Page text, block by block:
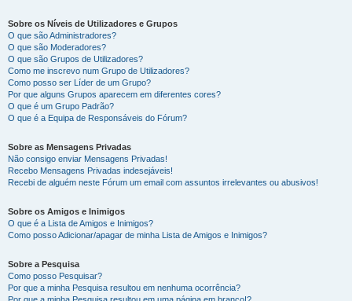
Sobre os Níveis de Utilizadores e Grupos
O que são Administradores?
O que são Moderadores?
O que são Grupos de Utilizadores?
Como me inscrevo num Grupo de Utilizadores?
Como posso ser Líder de um Grupo?
Por que alguns Grupos aparecem em diferentes cores?
O que é um Grupo Padrão?
O que é a Equipa de Responsáveis do Fórum?
Sobre as Mensagens Privadas
Não consigo enviar Mensagens Privadas!
Recebo Mensagens Privadas indesejáveis!
Recebi de alguém neste Fórum um email com assuntos irrelevantes ou abusivos!
Sobre os Amigos e Inimigos
O que é a Lista de Amigos e Inimigos?
Como posso Adicionar/apagar de minha Lista de Amigos e Inimigos?
Sobre a Pesquisa
Como posso Pesquisar?
Por que a minha Pesquisa resultou em nenhuma ocorrência?